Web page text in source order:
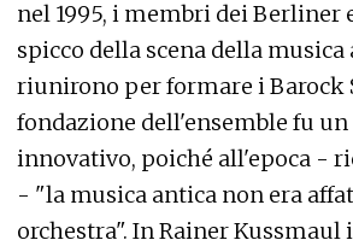
nel 1995, i membri dei Berliner
spicco della scena della musica
riunirono per formare i Barock
fondazione dell'ensemble fu
innovativo, poiché all'epoca -
- "la musica antica non era
orchestra". In Rainer Kussmaul